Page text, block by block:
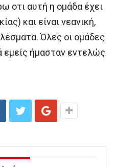
οτι αυτή η ομάδα έχει
και είναι νεανική,
Όλες οι ομάδες
εμείς ήμασταν εντελώς